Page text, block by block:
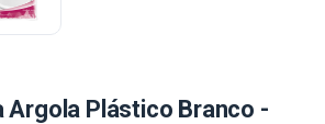
Argola Plástico Branco -